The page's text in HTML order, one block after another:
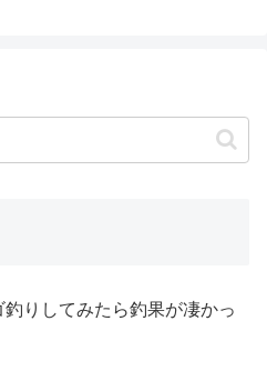
りしてみたら釣果が凄かっ